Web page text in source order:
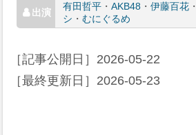
有田哲平・ AKB48 ・ 伊藤百花・
シ ・ むにぐるめ
［記事公開日］ 2026-05-22
［最終更新日］ 2026-05-23